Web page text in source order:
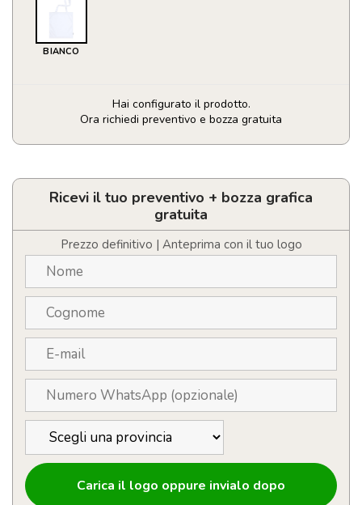
BIANCO
Hai configurato il prodotto.
Ora richiedi preventivo e bozza gratuita
Borsa
Maxcron
quantitàRicevi il tuo preventivo + bozza grafica
gratuita
Prezzo definitivo | Anteprima con il tuo logo
Carica il logo oppure invialo dopo